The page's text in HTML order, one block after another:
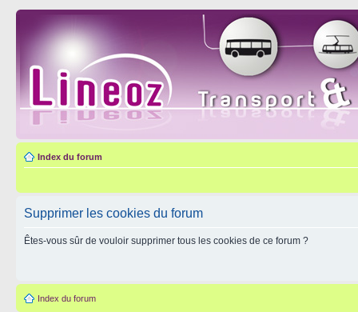
Index du forum
Supprimer les cookies du forum
Êtes-vous sûr de vouloir supprimer tous les cookies de ce forum ?
Index du forum